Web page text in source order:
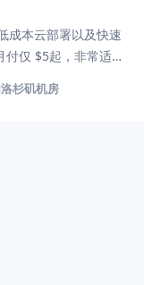
成本云部署以及快速
仅 $5起，非常适合
部署，让用户以
杉矶机房